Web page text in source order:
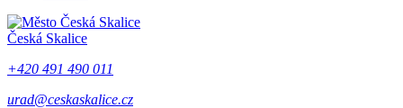
Česká Skalice
+420 491 490 011
urad@ceskaskalice.cz